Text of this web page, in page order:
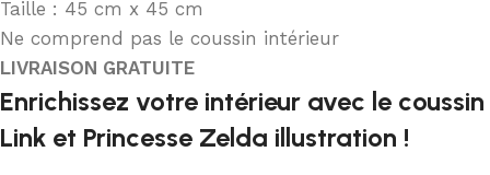
Taille : 45 cm x 45 cm
Ne comprend pas le coussin intérieur
LIVRAISON GRATUITE
Enrichissez votre intérieur avec le coussin
Link et Princesse Zelda illustration !